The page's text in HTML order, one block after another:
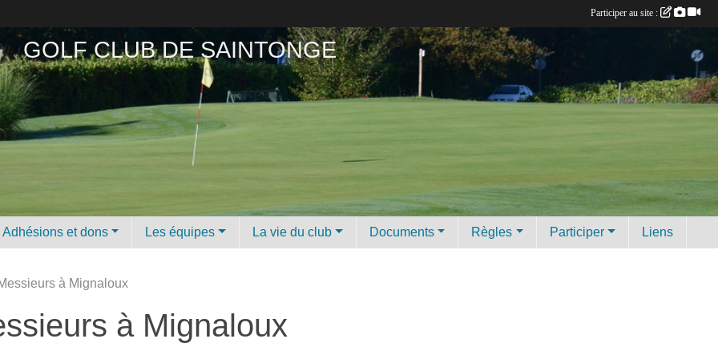
GOLF CLUB DE SAINTONGE
Adhésions et dons Les équipes La vie du club Documents Règles Participer Liens
à Mignaloux
à Mignaloux
Participer au site :